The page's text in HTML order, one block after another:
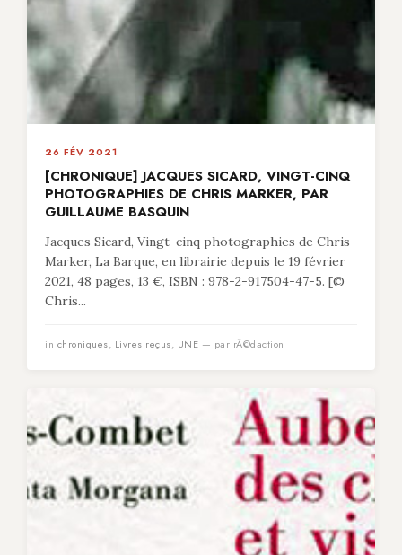
26 FÉV 2021
[CHRONIQUE] JACQUES SICARD, VINGT-CINQ
PHOTOGRAPHIES DE CHRIS MARKER, PAR
GUILLAUME BASQUIN
Jacques Sicard, Vingt-cinq photographies de Chris
Marker, La Barque, en librairie depuis le 19 février
2021, 48 pages, 13 €, ISBN : 978-2-917504-47-5. [©
Chris...
in chroniques, Livres reçus, UNE — par rÃ©daction